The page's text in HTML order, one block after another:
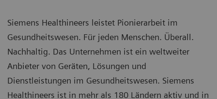
Siemens Healthineers leistet Pionierarbeit im
Gesundheitswesen. Für jeden Menschen. Überall.
Nachhaltig. Das Unternehmen ist ein weltweiter
Anbieter von Geräten, Lösungen und
Dienstleistungen im Gesundheitswesen. Siemens
Healthineers ist in mehr als 180 Ländern aktiv und in